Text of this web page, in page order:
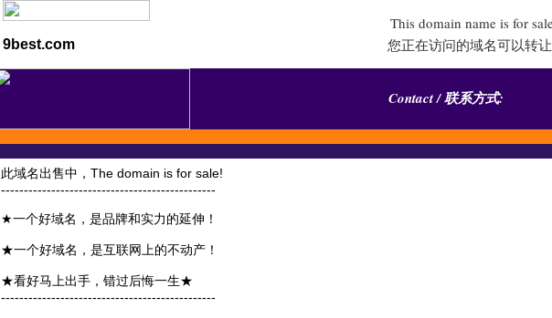
9best.com
This domain name is for
您正在访问的域名可以转
Contact / 联系方式:
此域名出售中，The domain is for sale!
-----------------------------------------------
★一个好域名，是品牌和实力的延伸！
★一个好域名，是互联网上的不动产！
★看好马上出手，错过后悔一生★
-----------------------------------------------